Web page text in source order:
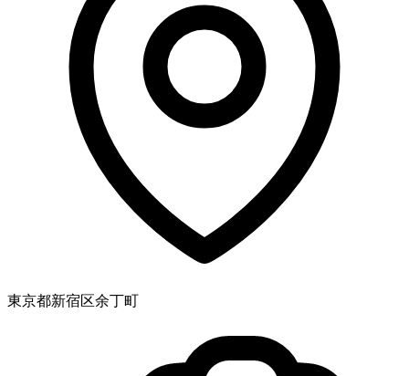
東京都新宿区余丁町